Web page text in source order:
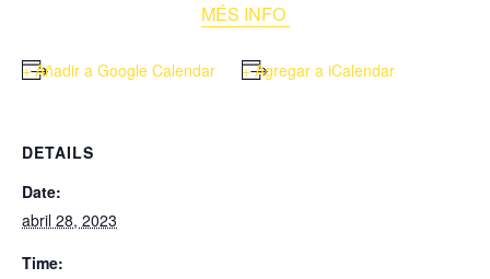
MÉS INFO
+ Añadir a Google Calendar + Agregar a iCalendar
DETAILS
Date:
abril 28, 2023
Time: